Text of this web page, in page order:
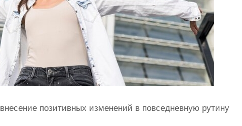
позитивных изменений в повседневную рутину